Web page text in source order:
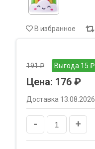
В избранное
191 ₽ Выгода 15 ₽
Цена: 176 ₽
Доставка 13.08.2026
- +